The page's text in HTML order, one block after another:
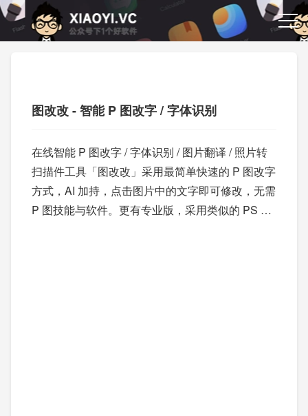
图改改 - 智能 P 图改字 / 字体识别
在线智能 P 图改字 / 字体识别 / 图片翻译 / 照片转
扫描件工具「图改改」采用最简单快速的 P 图改字
方式，AI 加持，点击图片中的文字即可修改，无需
P 图技能与软件。更有专业版，采用类似的 PS 编